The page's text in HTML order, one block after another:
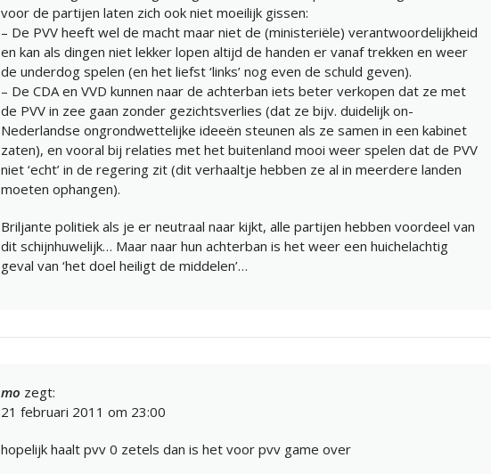
voor de partijen laten zich ook niet moeilijk gissen:
– De PVV heeft wel de macht maar niet de (ministeriële) verantwoordelijkheid
en kan als dingen niet lekker lopen altijd de handen er vanaf trekken en weer
de underdog spelen (en het liefst ‘links’ nog even de schuld geven).
– De CDA en VVD kunnen naar de achterban iets beter verkopen dat ze met
de PVV in zee gaan zonder gezichtsverlies (dat ze bijv. duidelijk on-
Nederlandse ongrondwettelijke ideeën steunen als ze samen in een kabinet
zaten), en vooral bij relaties met het buitenland mooi weer spelen dat de PVV
niet ‘echt’ in de regering zit (dit verhaaltje hebben ze al in meerdere landen
moeten ophangen).
Briljante politiek als je er neutraal naar kijkt, alle partijen hebben voordeel van
dit schijnhuwelijk… Maar naar hun achterban is het weer een huichelachtig
geval van ‘het doel heiligt de middelen’…
mo zegt:
21 februari 2011 om 23:00
hopelijk haalt pvv 0 zetels dan is het voor pvv game over